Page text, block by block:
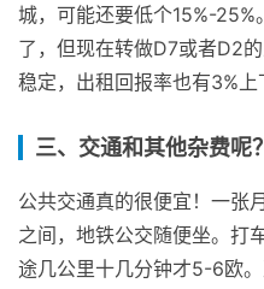
城，可能还要低个15%-
了，但现在转做D7或者D2
稳定，出租回报率也有3%上
三、交通和其他杂费呢？
公共交通真的很便宜！一张
之间，地铁公交随便坐。打
途几公里十几分钟才5-6欧